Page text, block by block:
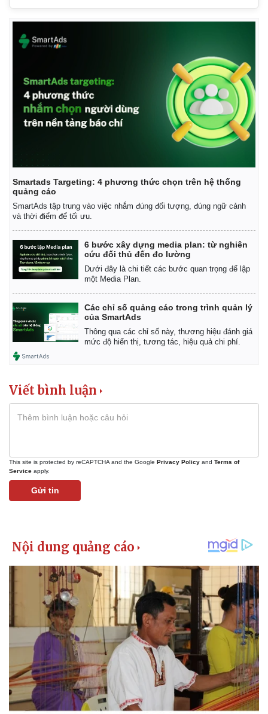
Vụ án
Tin nóng
Tư vấn luật
Phân tích
Smartads Targeting: 4 phương thức chọn trên hệ thống
quảng cáo
SmartAds tập trung vào việc nhắm đúng đối tượng, đúng ngữ cảnh
và thời điểm để tối ưu.
6 bước xây dựng media plan: từ nghiên
cứu đối thủ đến đo lường
Dưới đây là chi tiết các bước quan trọng để lập
một Media Plan.
Các chỉ số quảng cáo trong trình quản lý
của SmartAds
Thông qua các chỉ số này, thương hiệu đánh giá
mức độ hiển thị, tương tác, hiệu quả chi phí.
Viết bình luận
This site is protected by reCAPTCHA and the Google Privacy Policy and Terms of
Service apply.
Gửi tin